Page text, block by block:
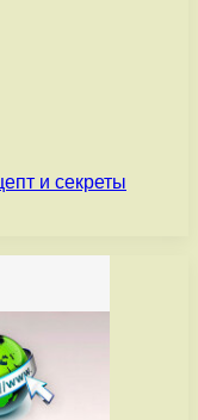
и секреты